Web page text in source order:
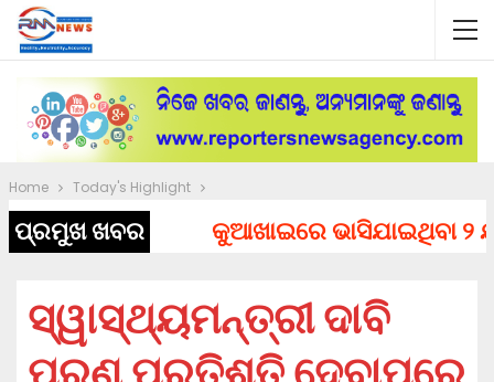
Home Today's Highlight
ପ୍ରମୁଖ ଖବର କୁଆଖାଇରେ ଭାସିଯାଇଥିବା ୨
ସ୍ୱାସ୍ଥ୍ୟମନ୍ତ୍ରୀ ଦାବି